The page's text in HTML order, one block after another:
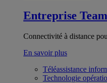
Entreprise
Connectivité à distance
En savoir plus
Téléassistance
Technologie